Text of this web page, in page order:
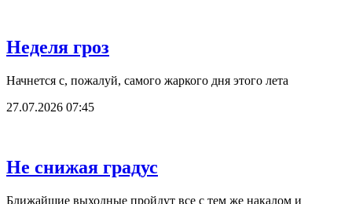
Неделя гроз
Начнется с, пожалуй, самого жаркого дня этого лета
27.07.2026 07:45
Не снижая градус
Ближайшие выходные пройдут все с тем же накалом и